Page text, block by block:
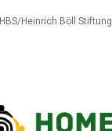
HBS/Heinrich Böll Stiftung